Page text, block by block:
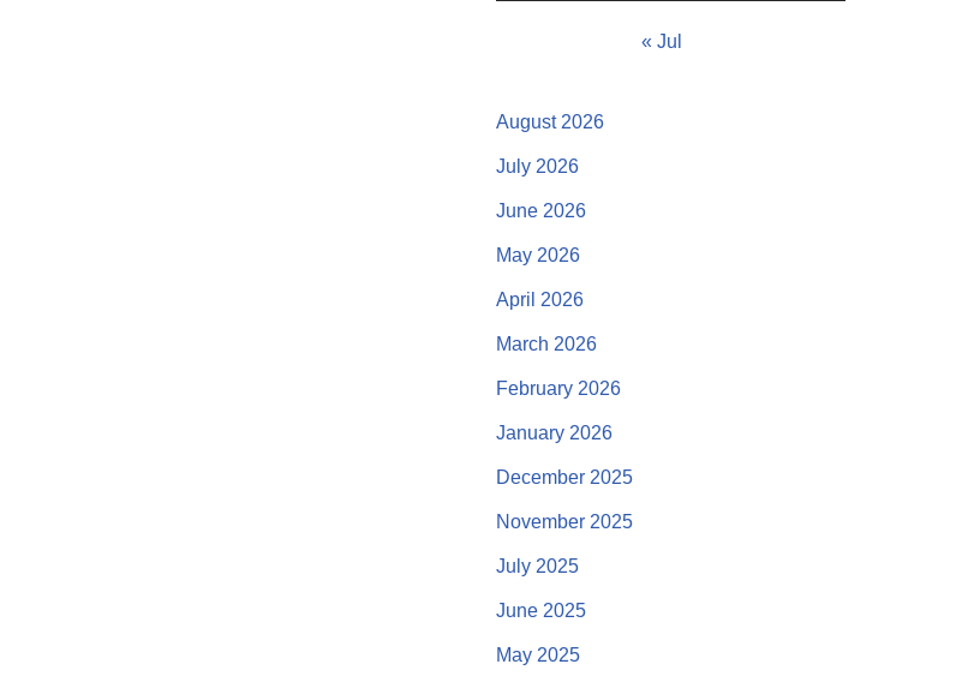
« Jul
August 2026
July 2026
June 2026
May 2026
April 2026
March 2026
February 2026
January 2026
December 2025
November 2025
July 2025
June 2025
May 2025